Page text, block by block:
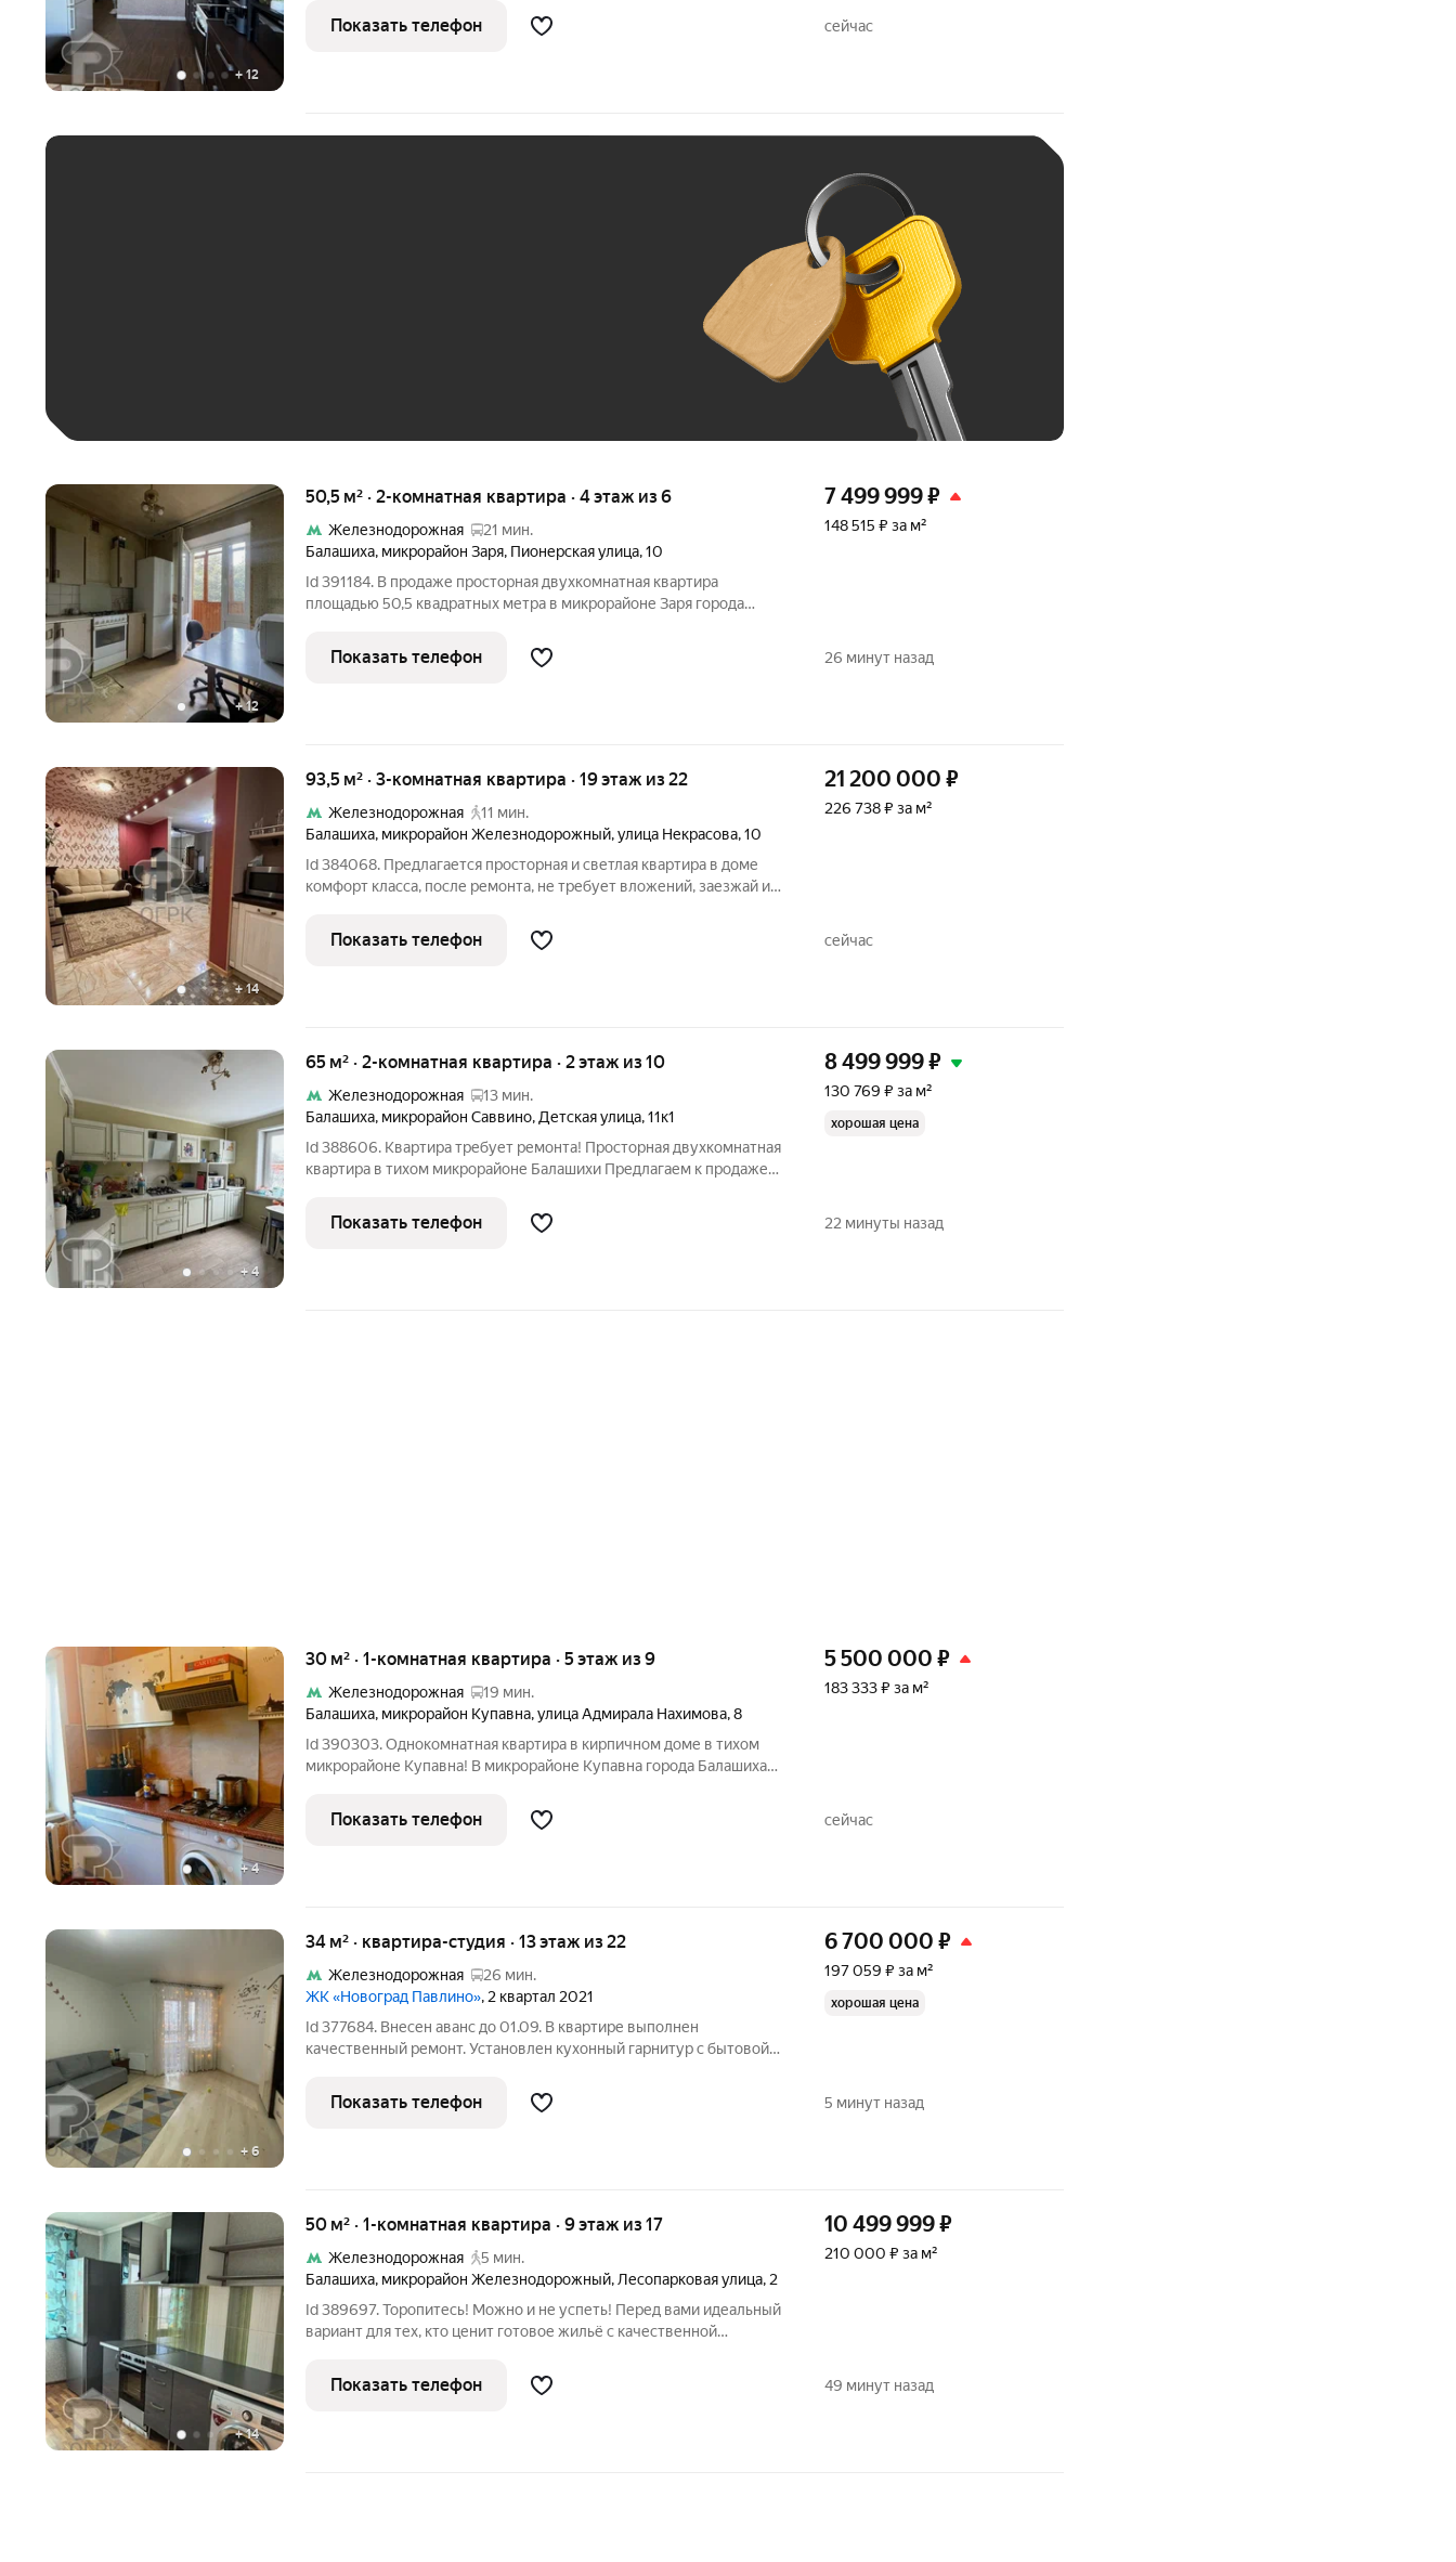
+ 12
м на 12-м этаже 14-этажного кирпичного дома. Высота потолков
2,7 метра,
Показать телефон сейчас
+12
50,5 м² · 2-комнатная квартира · 4 этаж из 6
Железнодорожная
21 мин.
Балашиха, микрорайон Заря, Пионерская улица,10
Id 391184. В продаже просторная двухкомнатная квартира
площадью 50,5 квадратных метра в микрорайоне Заря города
шестиэтажного кирпичного дома 1975 года постройки, что
гарантирует надежность конструкций и
7 499 999₽
148 515 ₽ за м²
Показать телефон 26 минут назад
+14
93,5 м² · 3-комнатная квартира · 19 этаж из 22
Железнодорожная
11 мин.
Балашиха, микрорайон Железнодорожный,улица Некрасова,10
Id 384068. Предлагается просторная и светлая квартира в доме
кoмфорт клaсcа, после ремонта, не требует вложений, заезжай и
Кухня "Стильные кухни" Качественный испанский керамогранит
21 200 000 ₽
226 738 ₽ за м²
Показать телефон сейчас
+ 4
65 м² · 2-комнатная квартира · 2 этаж из 10
Железнодорожная
13 мин.
Балашиха, микрорайон Саввино, Детская улица,11к1
Id 388606. Квартира требует ремонта! Просторная двухкомнатная
квартира в тихом микрорайоне Балашихи Предлагаем к продаже
Объект сочетает в себе выгодное расположение, продуманную
планировку, что
8 499 999₽
130 769 ₽ за м²
хорошая цена
Показать телефон 22 минуты назад
+4
30 м² · 1-комнатная квартира · 5 этаж из 9
Железнодорожная
19 мин.
Балашиха, микрорайон Купавна,улица Адмирала Нахимова,8
Id 390303. Однокомнатная квартира в кирпичном доме в тихом
микрорайоне Купавна! В микрорайоне Купавна города Балашиха
однокомнатная квартира, с изолированной кухней и гардеробной.
Это не
5 500 000 ₽
183 333 ₽ за м²
Показать телефон сейчас
+ 6
34 м² · квартира-студия · 13 этаж из 22
Железнодорожная
26 мин.
ЖК «Новоград Павлино», 2 квартал 2021
Id 377684. Внесен аванс до 01.09. В квартире выполнен
качественный ремонт. Установлен кухонный гарнитур с бытовой
Современные детская и спортивная площадки, огороженная
площадка для игры в
6 700 000 ₽
197 059 ₽ за м²
хорошая цена
Показать телефон 5 минут назад
+14
50 м² · 1-комнатная квартира · 9 этаж из 17
Железнодорожная
5 мин.
Балашиха, микрорайон Железнодорожный, Лесопарковая улица, 2
Id 389697. Торопитесь! Можно и не успеть! Перед вами идеальный
вариант для тех, кто ценит готовое жильё с качественной
площадью 50 квадратных метров, где каждый метр использован с
умом.
10 499 999₽
210 000 ₽ за м²
Показать телефон 49 минут назад